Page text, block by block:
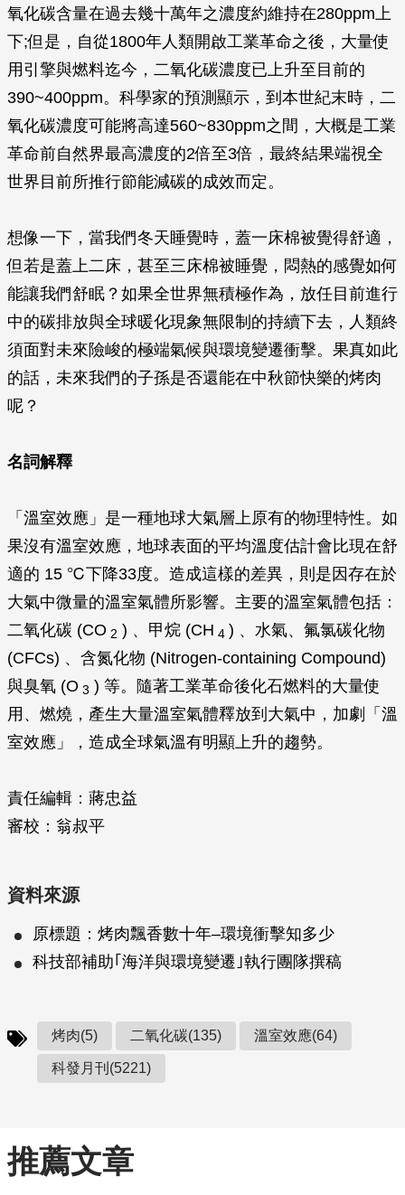
氧化碳含量在過去幾十萬年之濃度約維持在280ppm上
下;但是，自從1800年人類開啟工業革命之後，大量使
用引擎與燃料迄今，二氧化碳濃度已上升至目前的
390~400ppm。科學家的預測顯示，到本世紀末時，二
氧化碳濃度可能將高達560~830ppm之間，大概是工業
革命前自然界最高濃度的2倍至3倍，最終結果端視全
世界目前所推行節能減碳的成效而定。
想像一下，當我們冬天睡覺時，蓋一床棉被覺得舒適，
但若是蓋上二床，甚至三床棉被睡覺，悶熱的感覺如何
能讓我們舒眠？如果全世界無積極作為，放任目前進行
中的碳排放與全球暖化現象無限制的持續下去，人類終
須面對未來險峻的極端氣候與環境變遷衝擊。果真如此
的話，未來我們的子孫是否還能在中秋節快樂的烤肉
呢？
名詞解釋
「溫室效應」是一種地球大氣層上原有的物理特性。如
果沒有溫室效應，地球表面的平均溫度估計會比現在舒
適的 15 ℃下降33度。造成這樣的差異，則是因存在於
大氣中微量的溫室氣體所影響。主要的溫室氣體包括：
二氧化碳 (CO 2 ) 、甲烷 (CH 4 ) 、水氣、氟氯碳化物
(CFCs) 、含氮化物 (Nitrogen-containing Compound)
與臭氧 (O 3 ) 等。隨著工業革命後化石燃料的大量使
用、燃燒，產生大量溫室氣體釋放到大氣中，加劇「溫
室效應」，造成全球氣溫有明顯上升的趨勢。
責任編輯：蔣忠益
審校：翁叔平
資料來源
原標題：烤肉飄香數十年–環境衝擊知多少
科技部補助｢海洋與環境變遷｣執行團隊撰稿
烤肉(5) 二氧化碳(135) 溫室效應(64)
科發月刊(5221)
推薦文章